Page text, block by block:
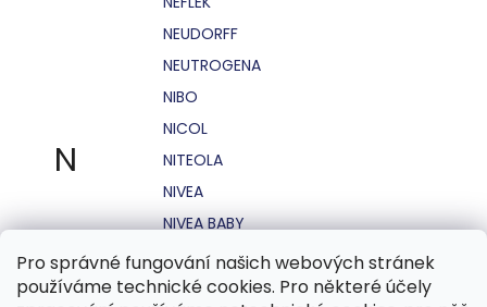
Pro správné fungování našich webových stránek
používáme technické cookies. Pro některé účely
N
NEUDORFF
NEUTROGENA
NIBO
NICOL
NITEOLA
NIVEA
NIVEA BABY
NIVEA MEN
NIVEA SUN